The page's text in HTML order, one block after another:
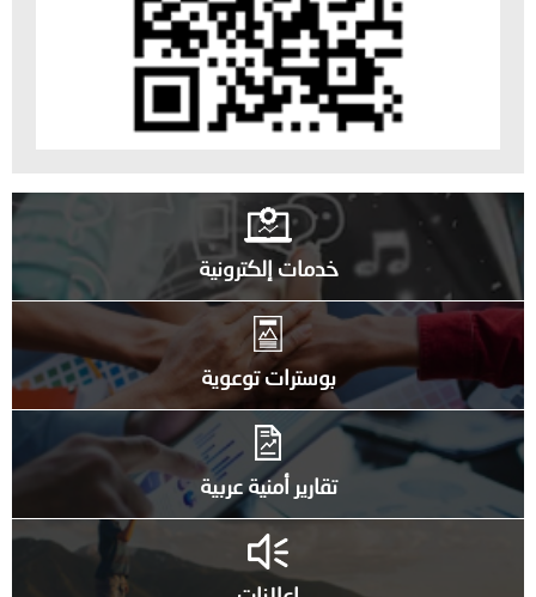
خدمات إلكترونية
بوسترات توعوية
تقارير أمنية عربية